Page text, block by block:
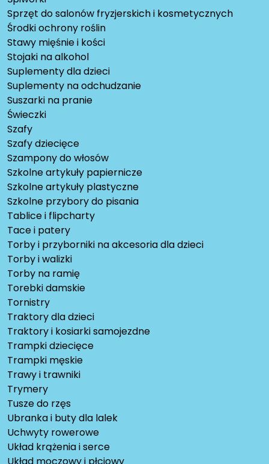
Sprzęt do salonów fryzjerskich i kosmetycznych
Środki ochrony roślin
Stawy mięśnie i kości
Stojaki na alkohol
Suplementy dla dzieci
Suplementy na odchudzanie
Suszarki na pranie
Świeczki
Szafy
Szafy dziecięce
Szampony do włosów
Szkolne artykuły papiernicze
Szkolne artykuły plastyczne
Szkolne przybory do pisania
Tablice i flipcharty
Tace i patery
Torby i przyborniki na akcesoria dla dzieci
Torby i walizki
Torby na ramię
Torebki damskie
Tornistry
Traktory dla dzieci
Traktory i kosiarki samojezdne
Trampki dziecięce
Trampki męskie
Trawy i trawniki
Trymery
Tusze do rzęs
Ubranka i buty dla lalek
Uchwyty rowerowe
Układ krążenia i serce
Układ moczowy i płciowy